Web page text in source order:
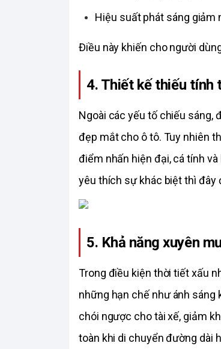
Hiệu suất phát sáng giảm
Điều này khiến cho người
4. Thiết kế thiếu tính
Ngoài các yếu tố chiếu sáng,
đẹp mắt cho ô tô. Tuy nhiên
điểm nhấn hiện đại, cá tính
yêu thích sự khác biệt thì đây
5. Khả năng xuyên
Trong điều kiện thời tiết xấu
những hạn chế như ánh sáng
chói ngược cho tài xế, giảm
toàn khi di chuyển đường dài